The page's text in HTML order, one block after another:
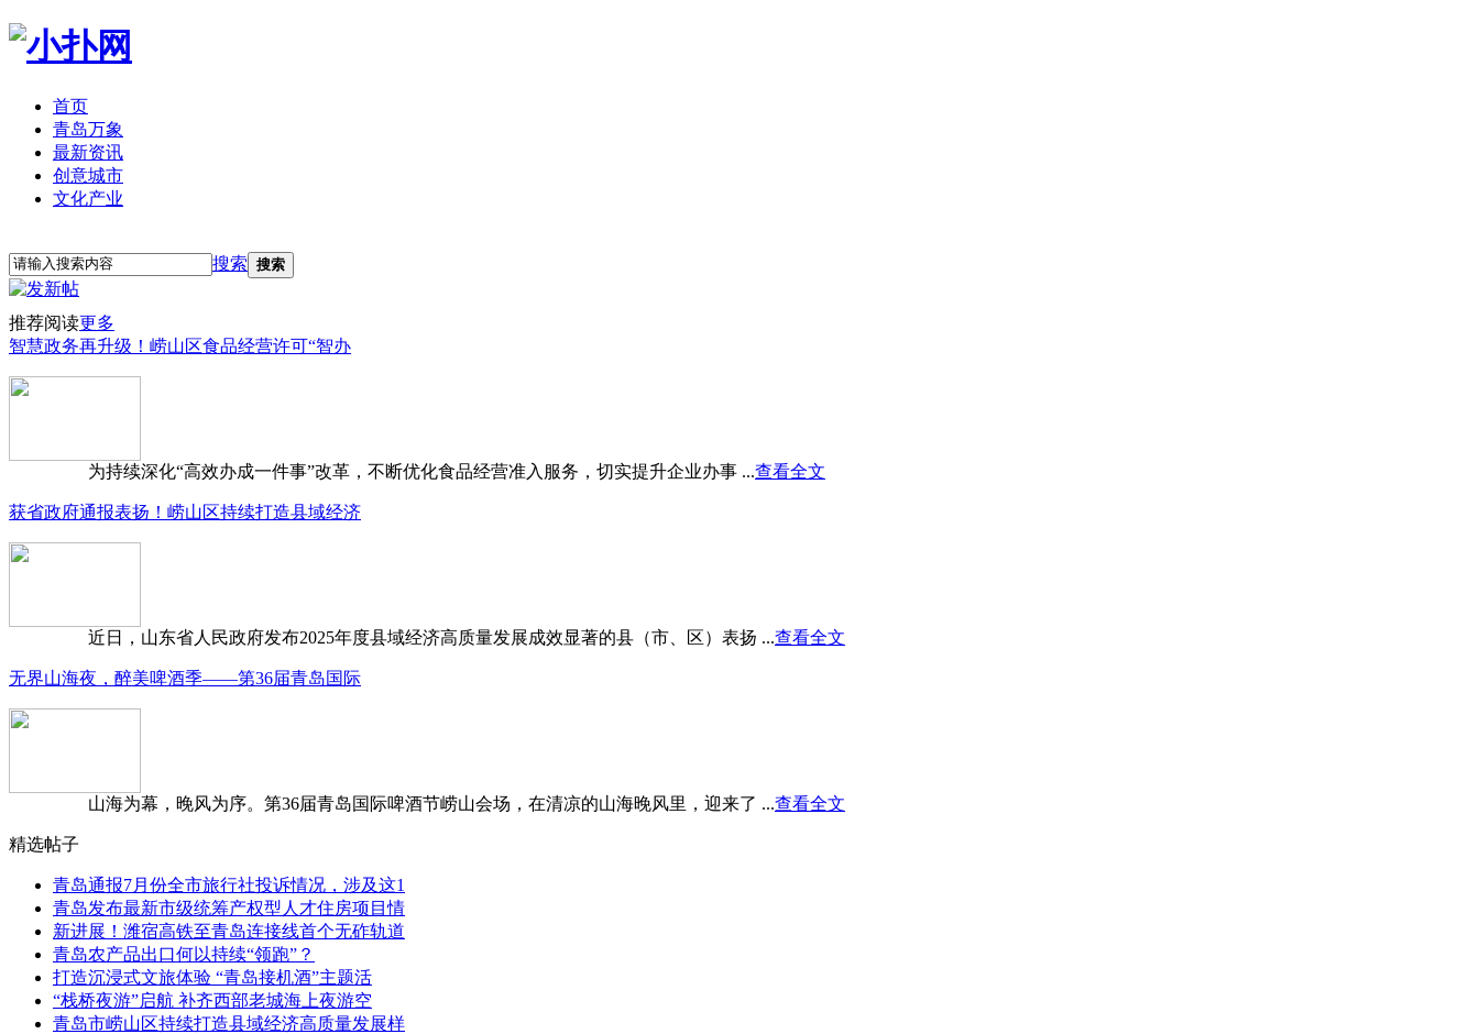
首页
青岛万象
最新资讯
创意城市
文化产业
搜索 搜索
推荐阅读更多
智慧政务再升级！崂山区食品经营许可“智办
为持续深化“高效办成一件事”改革，不断优化食品经营准入服务，切实提升企业办事 ...查看全文
获省政府通报表扬！崂山区持续打造县域经济
近日，山东省人民政府发布2025年度县域经济高质量发展成效显著的县（市、区）表扬 ...查看全文
无界山海夜，醉美啤酒季——第36届青岛国际
山海为幕，晚风为序。第36届青岛国际啤酒节崂山会场，在清凉的山海晚风里，迎来了 ...查看全文
精选帖子
青岛通报7月份全市旅行社投诉情况，涉及这1
青岛发布最新市级统筹产权型人才住房项目情
新进展！潍宿高铁至青岛连接线首个无砟轨道
青岛农产品出口何以持续“领跑”？
打造沉浸式文旅体验 “青岛接机酒”主题活
“栈桥夜游”启航 补齐西部老城海上夜游空
青岛市崂山区持续打造县域经济高质量发展样